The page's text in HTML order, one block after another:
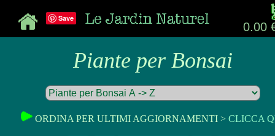
0.00
Save
Piante per Bonsai
ORDINA PER ULTIMI AGGIORNAMENTI > CLICCA